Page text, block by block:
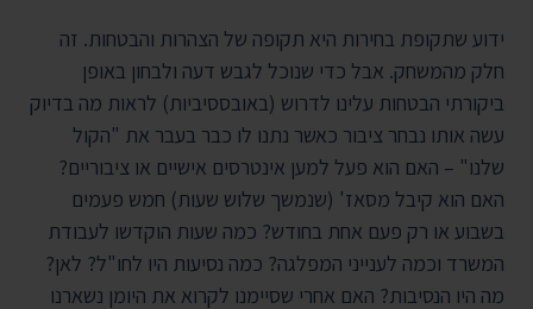
ידוע שתקופת בחירות היא תקופה של הצהרות והבטחות. זה
חלק מהמשחק. אבל כדי שנוכל לגבש דעה ולבחון באופן
ביקורתי הבטחות עלינו לדרוש (באובססיביות) לראות מה בדיוק
עשה אותו נבחר ציבור כאשר נתנו לו כבר בעבר את "הקול
שלנו" – האם הוא פעל למען אינטרסים אישיים או ציבוריים?
האם הוא קיבל מסאז' (שנמשך שלוש שעות) חמש פעמים
בשבוע או רק פעם אחת בחודש? כמה שעות הוקדשו לעבודת
המשרד וכמה לענייני המפלגה? כמה נסיעות היו לחו"ל? לאן?
מה היו הנסיבות? האם אחרי שסיימנו לקרוא את היומן נשארנו